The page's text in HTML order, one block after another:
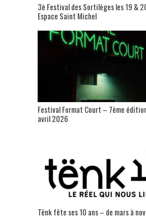
3è Festival des Sortilèges les 19 &
Espace Saint Michel
Festival Format Court – 7ème
avril 2026
Tënk fête ses 10 ans – de mars à